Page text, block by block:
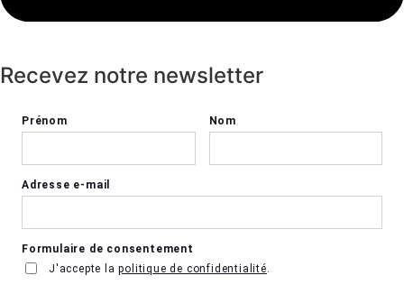
Recevez notre newsletter